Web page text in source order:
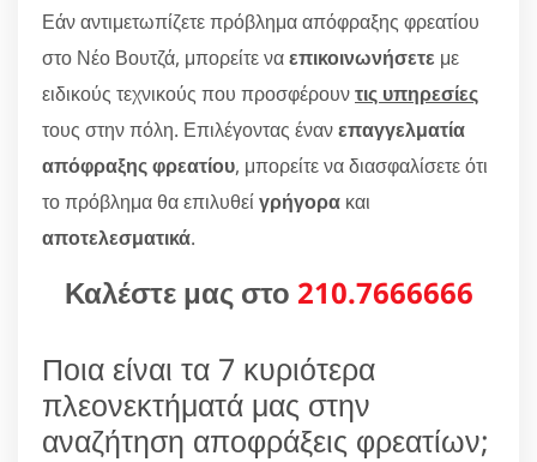
Εάν αντιμετωπίζετε πρόβλημα απόφραξης φρεατίου
στο Νέο Βουτζά, μπορείτε ναεπικοινωνήσετε με
ειδικούς τεχνικούς που προσφέρουντις υπηρεσίες
τους στην πόλη. Επιλέγοντας ένανεπαγγελματία
απόφραξης φρεατίου, μπορείτε να διασφαλίσετε ότι
το πρόβλημα θα επιλυθείγρήγορα και
αποτελεσματικά.
Καλέστε μας στο 210.7666666
Ποια είναι τα 7 κυριότερα
πλεονεκτήματά μας στην
αναζήτηση αποφράξεις φρεατίων;